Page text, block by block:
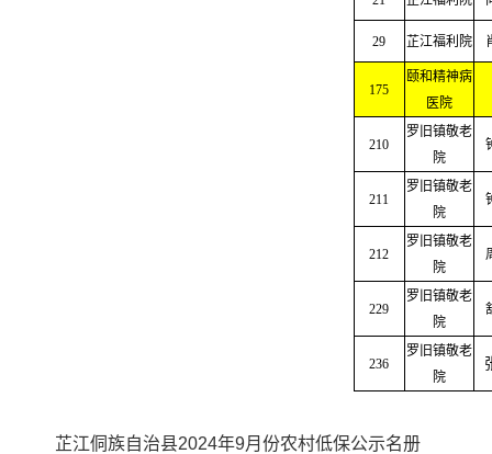
29 芷江福利院
175
颐和精神病
医院
210
罗旧镇敬老
院
211
罗旧镇敬老
院
212
罗旧镇敬老
院
229
罗旧镇敬老
院
236
罗旧镇敬老
院
芷江侗族自治县2024年9月份农村低保公示名册